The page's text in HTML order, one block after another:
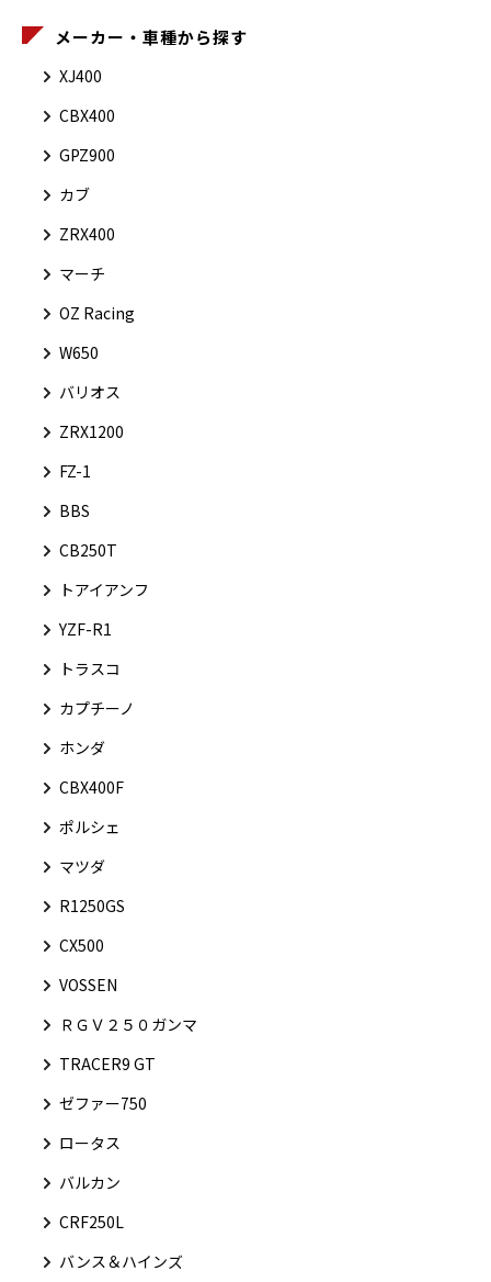
メーカー・車種から探す
XJ400
CBX400
GPZ900
カブ
ZRX400
マーチ
OZ Racing
W650
バリオス
ZRX1200
FZ-1
BBS
CB250T
トアイアンフ
YZF-R1
トラスコ
カプチーノ
ホンダ
CBX400F
ポルシェ
マツダ
R1250GS
CX500
VOSSEN
ＲＧＶ２５０ガンマ
TRACER9 GT
ゼファー750
ロータス
バルカン
CRF250L
バンス＆ハインズ